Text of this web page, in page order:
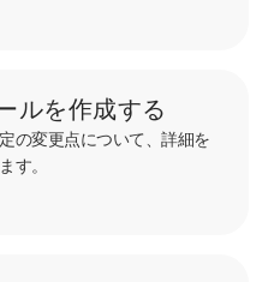
ルを作成する
の変更点について、詳細を
す。